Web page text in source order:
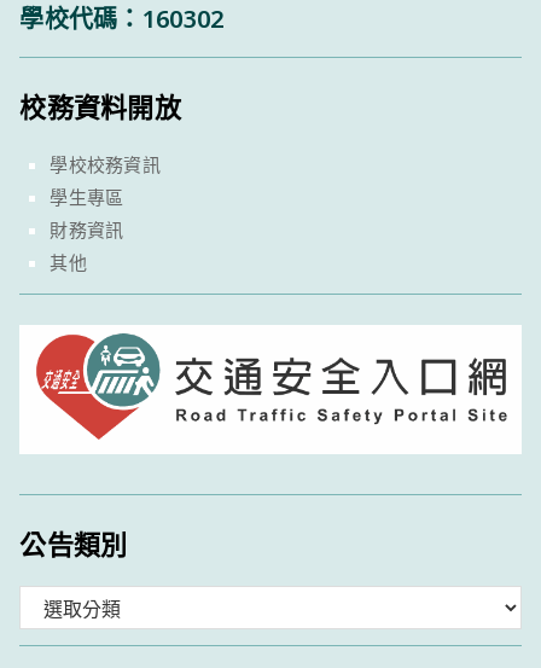
學校代碼：160302
校務資料開放
學校校務資訊
學生專區
財務資訊
其他
公告類別
類